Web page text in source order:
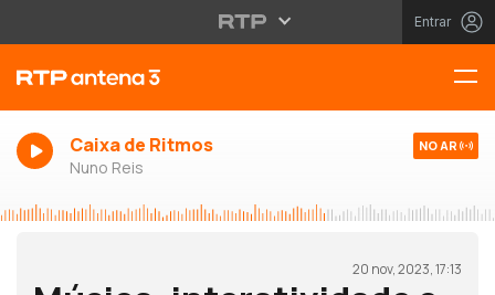
Entrar
Caixa de Ritmos
Nuno Reis
NO AR
20 nov, 2023, 17:13